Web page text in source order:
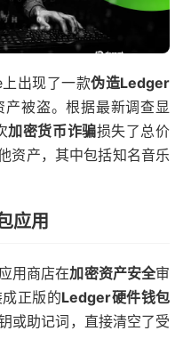
出现了一款伪造Ledger
产被盗。根据最新调查显
加密货币诈骗损失了总价
资产，其中包括知名音乐
应用
用商店在加密资产安全审
正版的Ledger硬件钱包
或助记词，直接清空了受